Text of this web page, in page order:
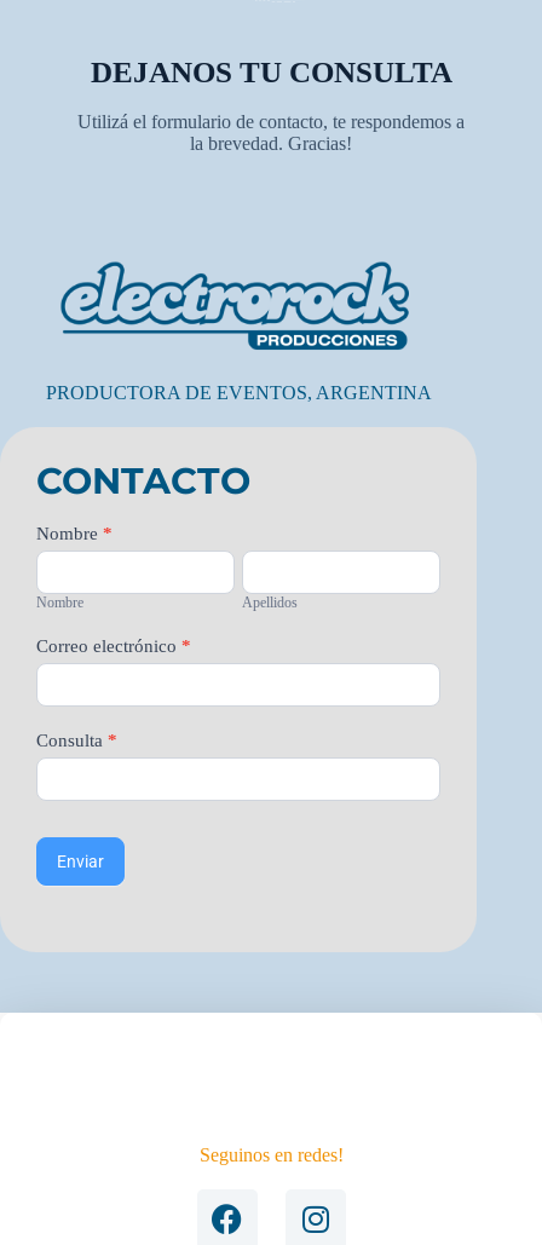
DEJANOS TU CONSULTA
Utilizá el formulario de contacto, te respondemos a
la brevedad. Gracias!
PRODUCTORA DE EVENTOS, ARGENTINA
CONTACTO
Contacto
Nombre *
Nombre
Nombre
Apellidos
Apellidos
Correo electrónico *
Consulta *
Enviar
Seguinos en redes!